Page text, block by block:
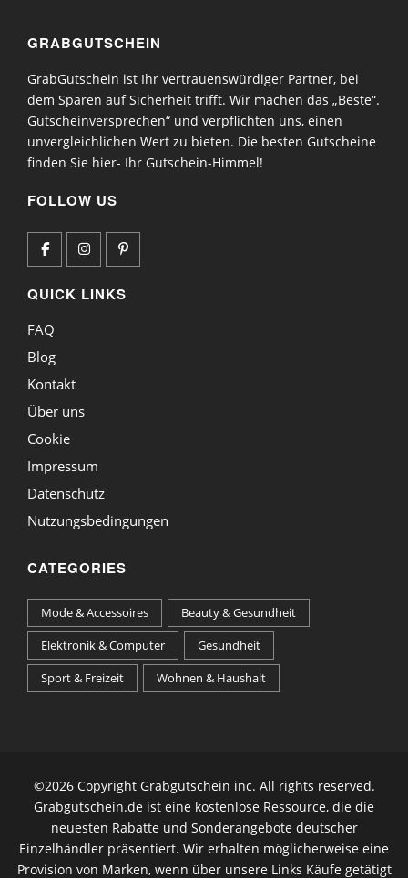
GRABGUTSCHEIN
GrabGutschein ist Ihr vertrauenswürdiger Partner, bei
dem Sparen auf Sicherheit trifft. Wir machen das „Beste“.
Gutscheinversprechen“ und verpflichten uns, einen
unvergleichlichen Wert zu bieten. Die besten Gutscheine
finden Sie hier- Ihr Gutschein-Himmel!
FOLLOW US
QUICK LINKS
FAQ
Blog
Kontakt
Über uns
Cookie
Impressum
Datenschutz
Nutzungsbedingungen
CATEGORIES
Mode & Accessoires
Beauty & Gesundheit
Elektronik & Computer
Gesundheit
Sport & Freizeit
Wohnen & Haushalt
©2026 Copyright Grabgutschein inc. All rights reserved.
Grabgutschein.de ist eine kostenlose Ressource, die die
neuesten Rabatte und Sonderangebote deutscher
Einzelhändler präsentiert. Wir erhalten möglicherweise eine
Provision von Marken, wenn über unsere Links Käufe getätigt